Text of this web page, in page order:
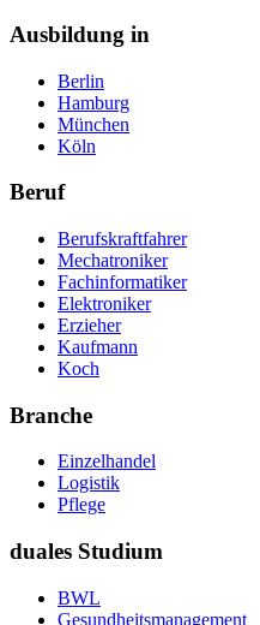
Ausbildung in
Berlin
Hamburg
München
Köln
Beruf
Berufskraftfahrer
Mechatroniker
Fachinformatiker
Elektroniker
Erzieher
Kaufmann
Koch
Branche
Einzelhandel
Logistik
Pflege
duales Studium
BWL
Gesundheitsmanagement